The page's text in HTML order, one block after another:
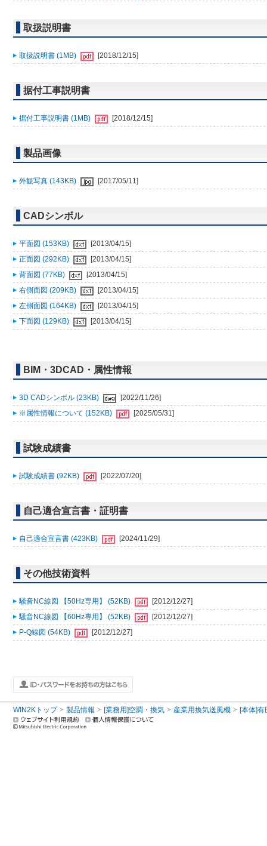
取扱説明書
取扱説明書 (1MB) [2018/12/15]
据付工事説明書
据付工事説明書 (1MB) [2018/12/15]
製品画像
外観写真 (143KB) [2017/05/11]
CADシンボル
平面図 (153KB)
[2013/04/15]
正面図 (292KB)
[2013/04/15]
背面図 (77KB)
[2013/04/15]
右側面図 (209KB)
[2013/04/15]
左側面図 (164KB)
[2013/04/15]
下面図 (129KB)
[2013/04/15]
BIM・3DCAD・属性情報
3D CADシンボル (23KB)
[2022/11/26]
※属性情報について (152KB)
[2025/05/31]
試験成績書
試験成績書 (92KB) [2022/07/20]
自己適合宣言書・証明書
自己適合宣言書 (423KB) [2024/11/29]
その他技術資料
騒音NC線図 【50Hz専用】 (52KB)
[2012/12/27]
騒音NC線図 【60Hz専用】 (52KB)
[2012/12/27]
P-Q線図 (54KB)
[2012/12/27]
WIN2Kトップ 製品情報 [業務用]空調・換気 産業用換気送風機 [本体]有